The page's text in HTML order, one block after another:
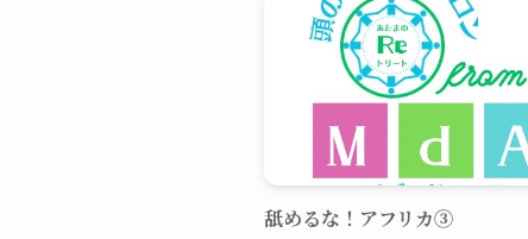
舐めるな！アフリカ③